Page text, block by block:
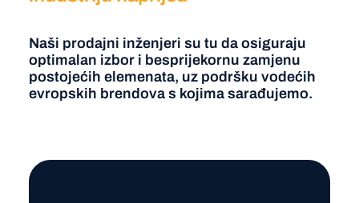
Naši prodajni inženjeri su tu da osiguraju
optimalan izbor i besprijekornu zamjenu
postojećih elemenata, uz podršku vodećih
evropskih brendova s kojima sarađujemo.